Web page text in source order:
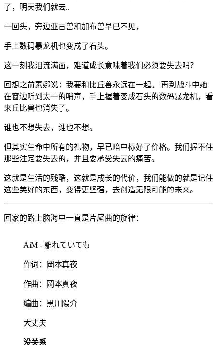
了，明天我们就去..
一回头，旁边亚古兽和加布兽早已不见，
手上数码暴龙机也变成了石头。
这一刻我泪流满面，难道成长意味着我们必须要失去吗？
回想之前素娜说：我要和比丘兽永远在一起。 再到战斗中她
在窗边听到太一的哨声，手上握着变成石头的数码暴龙机，看
来丘比兽也消失了。
谁也不想失去，谁也不想。
但其实生命中所有的礼物，早已暗中标好了价格。我们握不住
那些注定要失去的，并且要承受失去的痛苦。
这就是生活的残酷，这就是成长的代价，我们能做的就是记住
这些美好的东西，变得更坚强，去创造无限可能的未来。
回家的路上脑海中一直是片尾曲的旋律：
AiM - 離れていても
作词：岡本真夜
作曲：岡本真夜
编曲：黒川陽介
大丈夫
没关系